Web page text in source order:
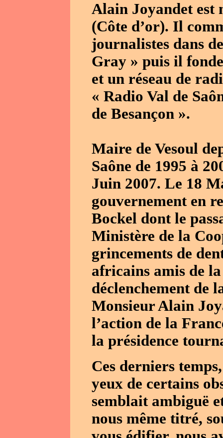
Alain Joyandet est
(Côte d’or). Il
journalistes dans
Gray » puis il
et un réseau de
« Radio Val de
de Besançon ».
Maire de Vesoul
Saône de 1995 à
Juin 2007. Le 18
gouvernement en
Bockel dont le
Ministère de la
grincements de
africains amis de
déclenchement de
Monsieur Alain
l’action de la
la présidence
Ces derniers
yeux de certains
semblait ambiguë
nous même titré,